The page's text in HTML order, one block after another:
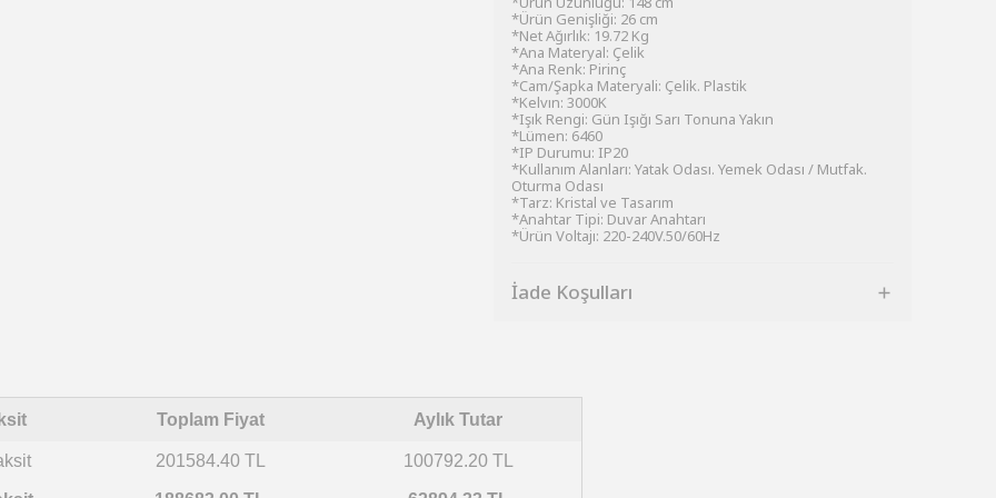
*Ürün Genişliği: 26 cm
*Net Ağırlık: 19.72 Kg
*Ana Materyal: Çelik
*Ana Renk: Pirinç
*Cam/Şapka Materyali: Çelik. Plastik
*Kelvın: 3000K
*Işık Rengi: Gün Işığı Sarı Tonuna Yakın
*Lümen: 6460
*IP Durumu: IP20
*Kullanım Alanları: Yatak Odası. Yemek Odası / Mutfak.
Oturma Odası
*Tarz: Kristal ve Tasarım
*Anahtar Tipi: Duvar Anahtarı
*Ürün Voltajı: 220-240V.50/60Hz
İade Koşulları
Toplam Fiyat Aylık Tutar
201584.40 TL 100792.20 TL